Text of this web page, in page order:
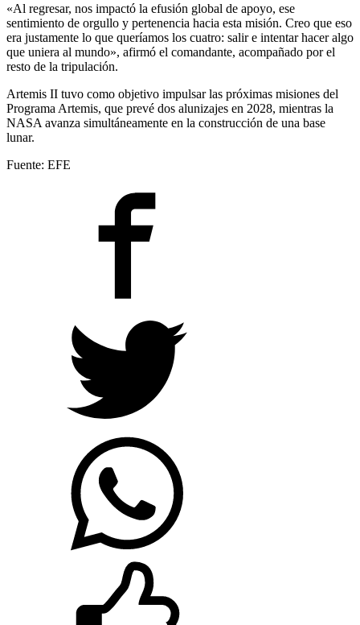
«Al regresar, nos impactó la efusión global de apoyo, ese
sentimiento de orgullo y pertenencia hacia esta misión. Creo que eso
era justamente lo que queríamos los cuatro: salir e intentar hacer algo
que uniera al mundo», afirmó el comandante, acompañado por el
resto de la tripulación.
Artemis II tuvo como objetivo impulsar las próximas misiones del
Programa Artemis, que prevé dos alunizajes en 2028, mientras la
NASA avanza simultáneamente en la construcción de una base
lunar.
Fuente: EFE